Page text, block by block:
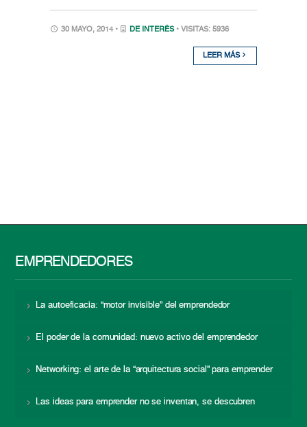
30 MAYO, 2014 • DE INTERÉS • VISITAS: 5936
LEER MÁS
EMPRENDEDORES
La autoeficacia: “motor invisible” del emprendedor
El poder de la comunidad: nuevo activo del emprendedor
Networking: el arte de la “arquitectura social” para emprender
Las ideas para emprender no se inventan, se descubren